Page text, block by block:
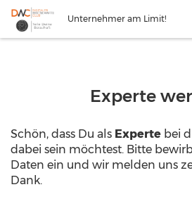
Unternehmer am Limit!
Experte
Schön, dass Du als Experte bei
dabei sein möchtest. Bitte
Daten ein und wir melden uns
Dank.